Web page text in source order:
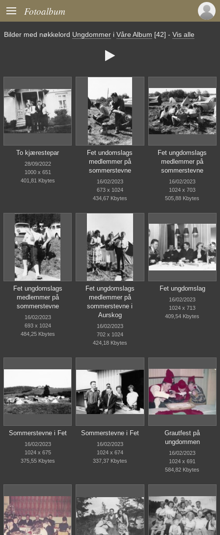
 Fotoalbum
Bilder med nøkkelord Ungdommer i Våre Album [42] - Vis alle

To kjærestepar
28/09/2022
1000 x 651
401,81 Kbytes
Fet undomslags
medlemmer på
sommerstevne
16/02/2023
673 x 1024
434,67 Kbytes
Fet ungdomslags
medlemmer på
sommerstevne
16/02/2023
1024 x 703
505,88 Kbytes
Fet ungdomslags
medlemmer på
sommerstevne
16/02/2023
693 x 1024
484,25 Kbytes
Fet ungdomslags
medlemmer på
sommerstevne i
Aurskog
16/02/2023
702 x 1024
424,18 Kbytes
Fet ungdomslag
16/02/2023
1024 x 713
409,54 Kbytes
Sommerstevne i Fet
16/02/2023
1024 x 675
375,55 Kbytes
Sommerstevne i Fet
16/02/2023
1024 x 674
337,37 Kbytes
Grautfest på
ungdommen
16/02/2023
1024 x 691
584,82 Kbytes